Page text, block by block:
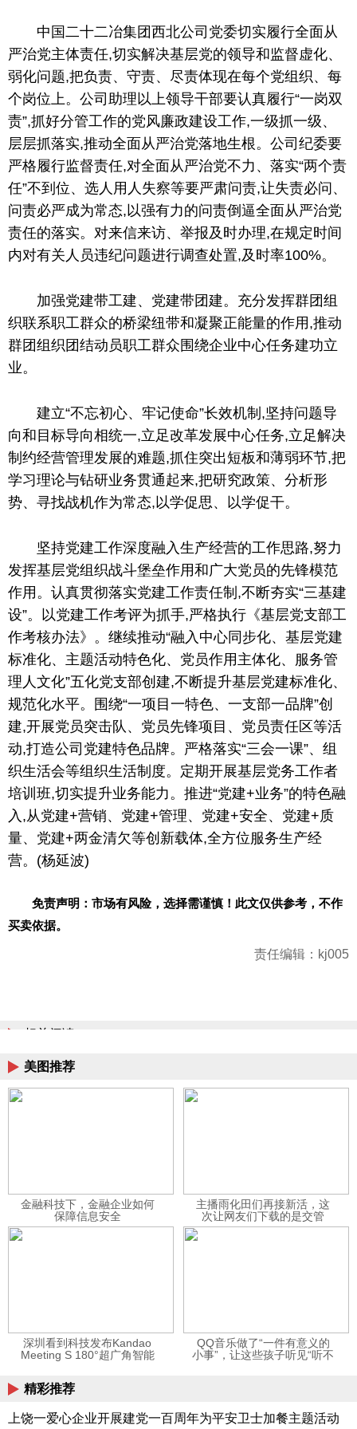
中国二十二冶集团西北公司党委切实履行全面从
严治党主体责任,切实解决基层党的领导和监督虚化、
弱化问题,把负责、守责、尽责体现在每个党组织、每
个岗位上。公司助理以上领导干部要认真履行“一岗双
责”,抓好分管工作的党风廉政建设工作,一级抓一级、
层层抓落实,推动全面从严治党落地生根。公司纪委要
严格履行监督责任,对全面从严治党不力、落实“两个责
任”不到位、选人用人失察等要严肃问责,让失责必问、
问责必严成为常态,以强有力的问责倒逼全面从严治党
责任的落实。对来信来访、举报及时办理,在规定时间
内对有关人员违纪问题进行调查处置,及时率100%。
加强党建带工建、党建带团建。充分发挥群团组
织联系职工群众的桥梁纽带和凝聚正能量的作用,推动
群团组织团结动员职工群众围绕企业中心任务建功立
业。
建立“不忘初心、牢记使命”长效机制,坚持问题导
向和目标导向相统一,立足改革发展中心任务,立足解决
制约经营管理发展的难题,抓住突出短板和薄弱环节,把
学习理论与钻研业务贯通起来,把研究政策、分析形
势、寻找战机作为常态,以学促思、以学促干。
坚持党建工作深度融入生产经营的工作思路,努力
发挥基层党组织战斗堡垒作用和广大党员的先锋模范
作用。认真贯彻落实党建工作责任制,不断夯实“三基建
设”。以党建工作考评为抓手,严格执行《基层党支部工
作考核办法》。继续推动“融入中心同步化、基层党建
标准化、主题活动特色化、党员作用主体化、服务管
理人文化”五化党支部创建,不断提升基层党建标准化、
规范化水平。围绕“一项目一特色、一支部一品牌”创
建,开展党员突击队、党员先锋项目、党员责任区等活
动,打造公司党建特色品牌。严格落实“三会一课”、组
织生活会等组织生活制度。定期开展基层党务工作者
培训班,切实提升业务能力。推进“党建+业务”的特色融
入,从党建+营销、党建+管理、党建+安全、党建+质
量、党建+两金清欠等创新载体,全方位服务生产经
营。(杨延波)
免责声明：市场有风险，选择需谨慎！此文仅供参考，不作
买卖依据。
责任编辑：kj005
相关阅读
美图推荐
金融科技下，金融企业如何
保障信息安全
主播雨化田们再接新活，这
次让网友们下载的是交管
12123APP
深圳看到科技发布Kandao
Meeting S 180°超广角智能
QQ音乐做了“一件有意义的
小事”，让这些孩子听见“听不
精彩推荐
上饶一爱心企业开展建党一百周年为平安卫士加餐主题活动